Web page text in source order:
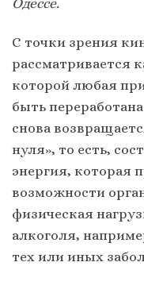
Одессе.
С точки зрения
рассматривается
которой любая
быть
снова
нуля», то есть,
энергия, которая
возможности
физическая
алкоголя,
тех или иных